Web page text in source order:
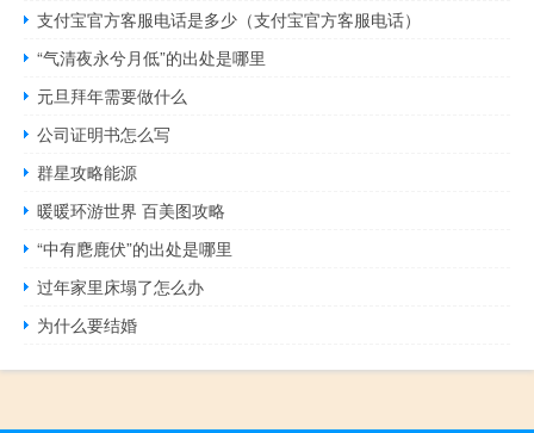
支付宝官方客服电话是多少（支付宝官方客服电话）
“气清夜永兮月低”的出处是哪里
元旦拜年需要做什么
公司证明书怎么写
群星攻略能源
暖暖环游世界 百美图攻略
“中有麀鹿伏”的出处是哪里
过年家里床塌了怎么办
为什么要结婚